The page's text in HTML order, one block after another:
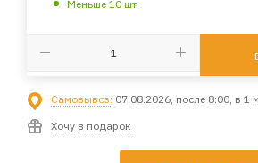
Меньше 10 шт
Самовывоз: 07.08.2026, после 8:00, в 1
Хочу в подарок